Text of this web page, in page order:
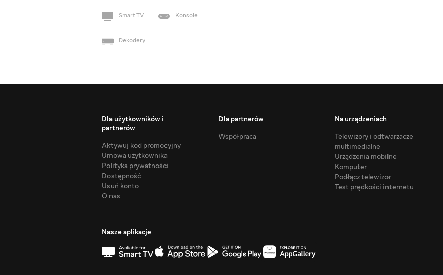
Smart TV Konsole
Dekodery
Dla użytkowników i
partnerów
Aktywuj kod promocyjny
Umowa użytkownika
Polityka prywatności
Dostępność
Usuń konto
O nas
Dla partnerów
Współpraca
Na urządzeniach
Telewizory i odtwarzacze
multimedialne
Urządzenia mobilne
Komputer
Podłącz telewizor
Test prędkości internetu
Nasze aplikacje